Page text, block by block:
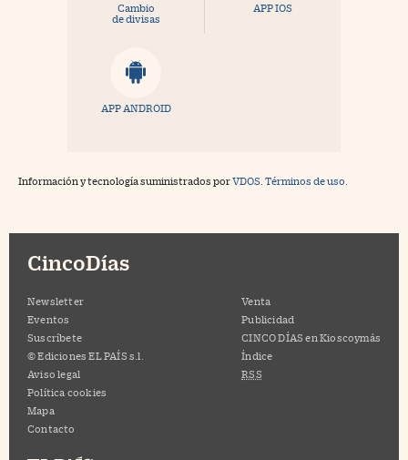
Cambio
de divisas
APP IOS
APP ANDROID
Información y tecnología suministrados porVDOS Términos de uso.
CincoDías
Newsletter
Eventos
Suscríbete
© Ediciones EL PAÍS s.l.
Aviso legal
Política cookies
Mapa
Contacto
Venta
Publicidad
CINCO DÍAS en Kioscoymás
Índice
RSS